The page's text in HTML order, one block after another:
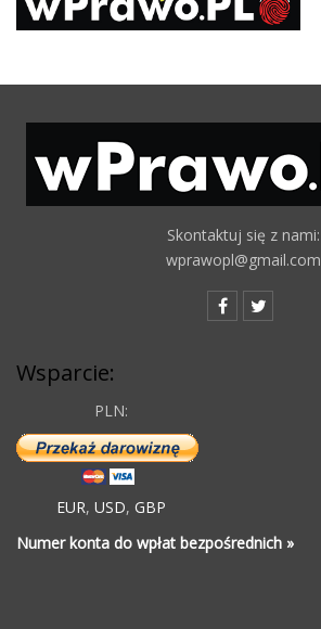
Skontaktuj się z nami:
wprawopl@gmail.com
Wsparcie:
PLN:
EUR, USD, GBP
Numer konta do wpłat bezpośrednich »